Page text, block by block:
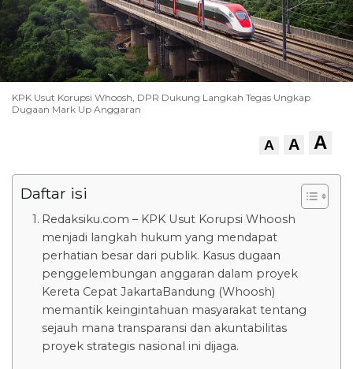
KPK Usut Korupsi Whoosh, DPR Dukung Langkah Tegas Ungkap
Dugaan Mark Up Anggaran
A A A
Daftar isi
Redaksiku.com – KPK Usut Korupsi Whoosh
menjadi langkah hukum yang mendapat
perhatian besar dari publik. Kasus dugaan
penggelembungan anggaran dalam proyek
Kereta Cepat JakartaBandung (Whoosh)
memantik keingintahuan masyarakat tentang
sejauh mana transparansi dan akuntabilitas
proyek strategis nasional ini dijaga.